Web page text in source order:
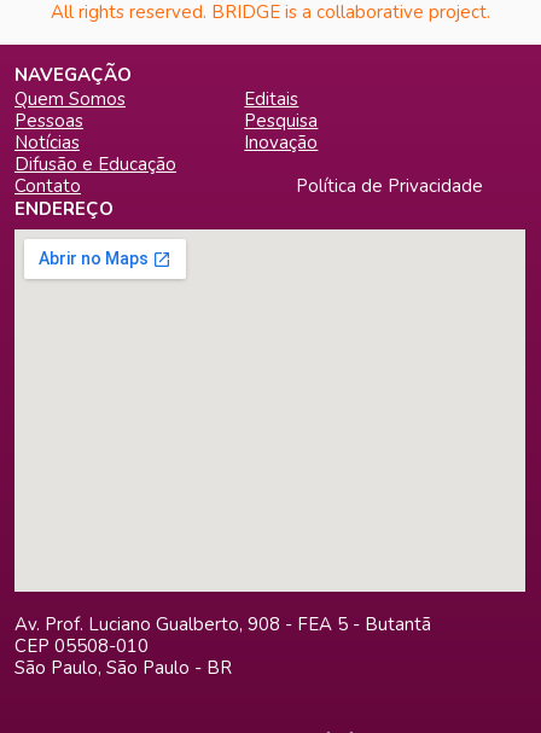
All rights reserved. BRIDGE is a collaborative project.
ENDEREÇO
Av. Prof. Luciano Gualberto, 908 - FEA 5 - Butantã
CEP 05508-010
São Paulo, São Paulo - BR
NAVEGAÇÃO
Quem Somos
Editais
Pessoas
Pesquisa
Notícias
Inovação
Difusão e Educação
Contato
Política de Privacidade